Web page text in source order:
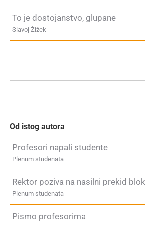
To je dostojanstvo, glupane
Slavoj Žižek
Od istog autora
Profesori napali studente
Plenum studenata
Rektor poziva na nasilni prekid
Plenum studenata
Pismo profesorima